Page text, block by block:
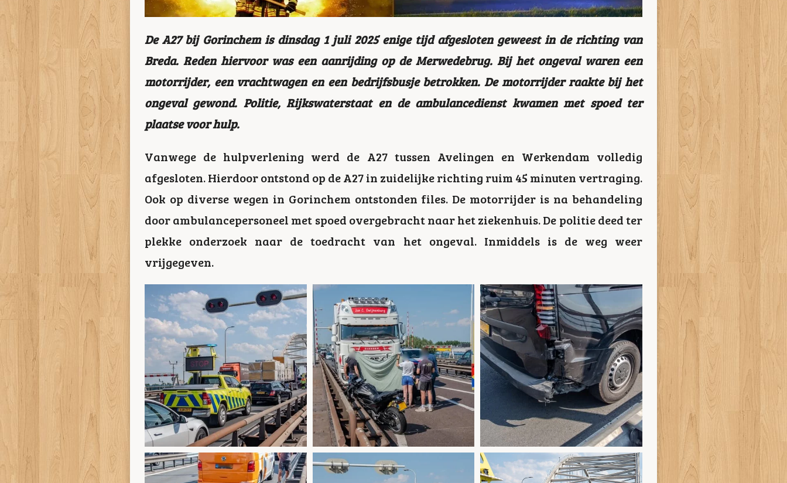
De A27 bij Gorinchem is dinsdag 1 juli 2025 enige tijd afgesloten geweest in de richting van
Breda. Reden hiervoor was een aanrijding op de Merwedebrug. Bij het ongeval waren een
motorrijder, een vrachtwagen en een bedrijfsbusje betrokken. De motorrijder raakte bij het
ongeval gewond. Politie, Rijkswaterstaat en de ambulancedienst kwamen met spoed ter
plaatse voor hulp.
Vanwege de hulpverlening werd de A27 tussen Avelingen en Werkendam volledig
afgesloten. Hierdoor ontstond op de A27 in zuidelijke richting ruim 45 minuten vertraging.
Ook op diverse wegen in Gorinchem ontstonden files. De motorrijder is na behandeling
door ambulancepersoneel met spoed overgebracht naar het ziekenhuis. De politie deed ter
plekke onderzoek naar de toedracht van het ongeval. Inmiddels is de weg weer
vrijgegeven.